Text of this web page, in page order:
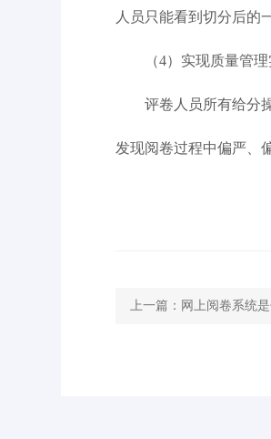
人员只能看到切分后的
（4）实现质量管理
评卷人员所有给分操
发现阅卷过程中偏严、
上一篇： 网上阅卷系统